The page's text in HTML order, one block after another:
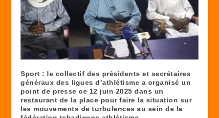
Sport : le collectif des présidents et secrétaires
généraux des ligues d’athlétisme a organisé un
point de presse ce 12 juin 2025 dans un
restaurant de la place pour faire la situation sur
les mouvements de turbulences au sein de la